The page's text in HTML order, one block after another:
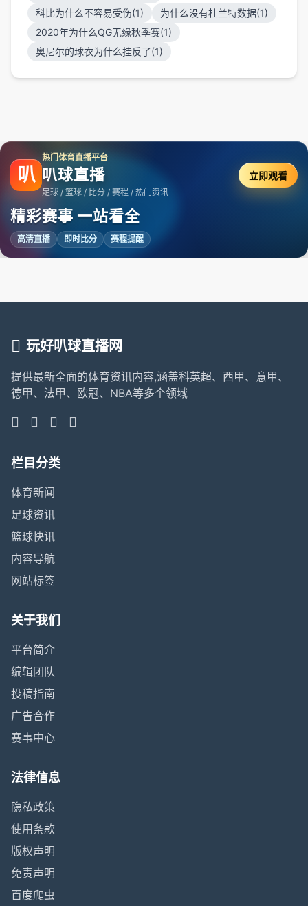
科比为什么不容易受伤(1)
为什么没有杜兰特数据(1)
2020年为什么QG无缘秋季赛(1)
奥尼尔的球衣为什么挂反了(1)
叭
热门体育直播平台
叭球直播
足球 / 篮球 / 比分 / 赛程 / 热门资讯
精彩赛事 一站看全
高清直播 即时比分 赛程提醒
立即观看
玩好叭球直播网
提供最新全面的体育资讯内容,涵盖科英超、西甲、意甲、
德甲、法甲、欧冠、NBA等多个领域
栏目分类
体育新闻
足球资讯
篮球快讯
内容导航
网站标签
关于我们
平台简介
编辑团队
投稿指南
广告合作
赛事中心
法律信息
隐私政策
使用条款
版权声明
免责声明
百度爬虫